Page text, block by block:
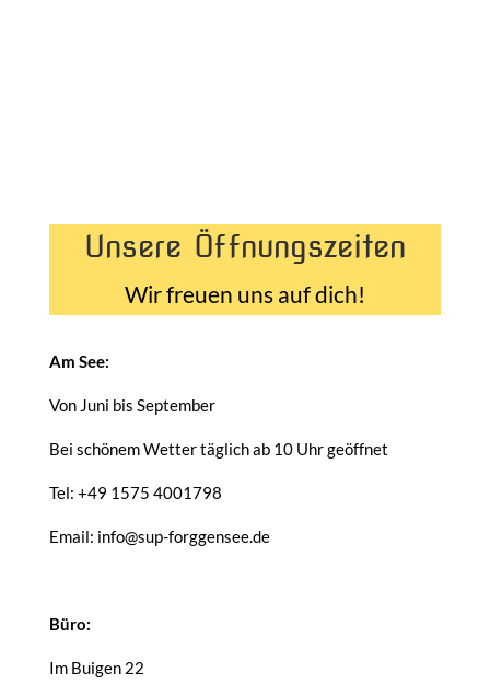
Unsere Öffnungszeiten
Wir freuen uns auf dich!
Am See:
Von Juni bis September
Bei schönem Wetter täglich ab 10 Uhr geöffnet
Tel: +49 1575 4001798
Email: info@sup-forggensee.de
Büro:
Im Buigen 22